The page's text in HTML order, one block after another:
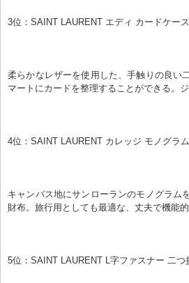
3位：SAINT LAURENT エディ カードケー
柔らかなレザーを使用した、手触りの良い
マートにカードを整理することができる。
4位：SAINT LAURENT カレッジ モノグラ
キャンバス地にサンローランのモノグラム
財布。旅行用としても最適な、丈夫で機能的
5位：SAINT LAURENT L字ファスナー 二つ